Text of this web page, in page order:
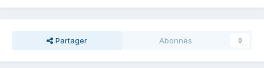
Partager Abonnés 0